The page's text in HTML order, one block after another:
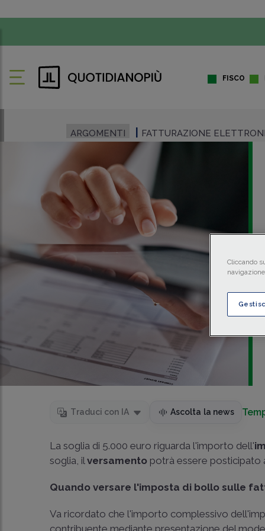
FISCO
ARGOMENTI FATTURAZIONE
Traduci con IA Ascolta la news
La soglia di 5.000 euro riguarda l'importo dell'
soglia, ilversamento potrà essere posticipato
Quando versare l'imposta di bollo sulle
Va ricordato che l'importo complessivo
contribuente mediante presentazione del
Cliccando